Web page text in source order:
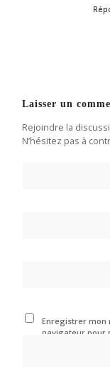
Laisser un
Rejoindre la
N’hésitez pas à
Enregistrer mon
navigateur pour